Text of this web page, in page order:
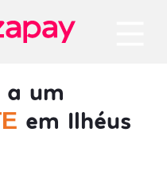
um
em Ilhéus